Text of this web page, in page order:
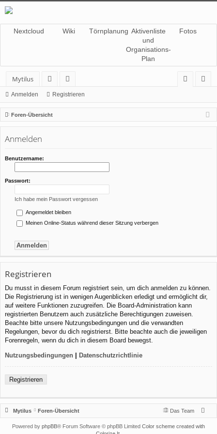
Nextcloud Wiki Törnplanung Aktivenliste
und
Organisations-
Plan
Fotos
Mytilus
or
en
itg
lie
de
m
el
ist
rie
Anmelden Registrieren
Foren-Übersicht
Anmelden
Benutzername:
Passwort:
Ich habe mein Passwort vergessen
Angemeldet bleiben
Meinen Online-Status während dieser Sitzung verbergen
Registrieren
Du musst in diesem Forum registriert sein, um dich anmelden zu können.
Die Registrierung ist in wenigen Augenblicken erledigt und ermöglicht dir,
auf weitere Funktionen zuzugreifen. Die Board-Administration kann
registrierten Benutzern auch zusätzliche Berechtigungen zuweisen.
Beachte bitte unsere Nutzungsbedingungen und die verwandten
Regelungen, bevor du dich registrierst. Bitte beachte auch die jeweiligen
Forenregeln, wenn du dich in diesem Board bewegst.
Nutzungsbedingungen | Datenschutzrichtlinie
Registrieren
Mytilus Foren-Übersicht Das Team
Powered by phpBB® Forum Software © phpBB Limited Color scheme created with